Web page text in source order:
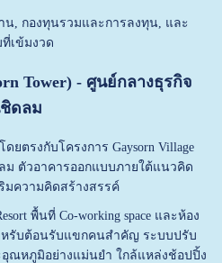
น, กองทุนรวมและการลงทุน, และ
เข้มงวด
Tower) - ศูนย์กลางธุรกิจ
ดลม
ยตรงกับโครงการ Gaysorn Village
ม ตัวอาคารออกแบบภายใต้แนวคิด
ริมความคิดสร้างสรรค์
พื้นที่ Co-working space และห้อง
รับต้อนรับแขกคนสำคัญ ระบบปรับ
ณหภูมิอย่างแม่นยำ ใกล้แหล่งช้อปปิ้ง